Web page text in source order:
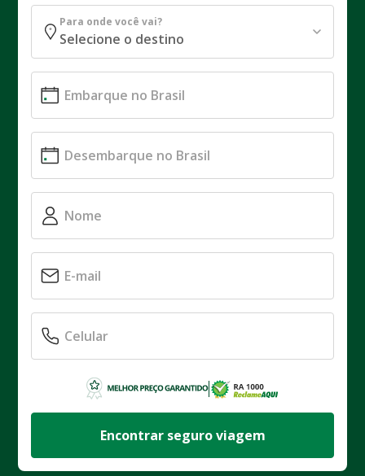
Para onde você vai?
Encontrar seguro viagem